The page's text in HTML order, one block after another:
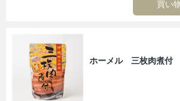
買い
ホーメル 三枚肉煮付